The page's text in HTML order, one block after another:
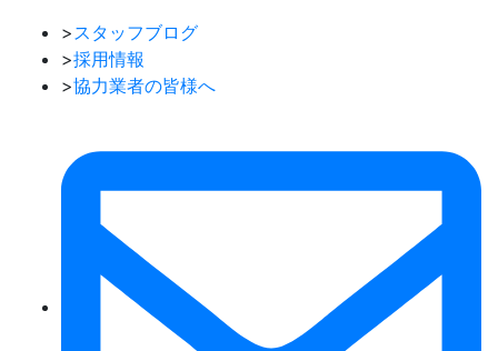
> スタッフブログ
>採用情報
>協力業者の皆様へ